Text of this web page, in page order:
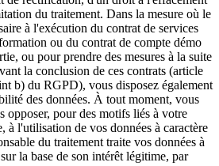
du traitement. Dans la mesure où le
à l'exécution du contrat de services
ou du contrat de compte démo
ou pour prendre des mesures à la suite
la conclusion de ces contrats (article
b) du RGPD), vous disposez également
des données. À tout moment, vous
opposer, pour des motifs liés à votre
à l'utilisation de vos données à caractère
du traitement traite vos données à
la base de son intérêt légitime, par